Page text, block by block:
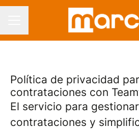
Política de privacidad
contrataciones con
El servicio para
contrataciones y